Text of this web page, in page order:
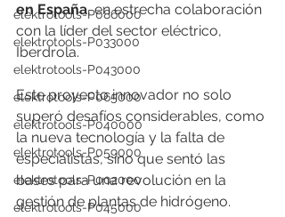
elektrotools-P086000
elektrotools-P033000
elektrotools-P043000
elektrotools-P065000
elektrotools-P040000
elektrotools-P059000
elektrotools-P002000
elektrotools-P045000
en España, en estrecha colaboración
con la líder del sector eléctrico,
Iberdrola.
Este proyecto innovador no solo
superó desafíos considerables, como
la nueva tecnología y la falta de
especialistas, sino que sentó las
bases para una revolución en la
gestión de plantas de hidrógeno.